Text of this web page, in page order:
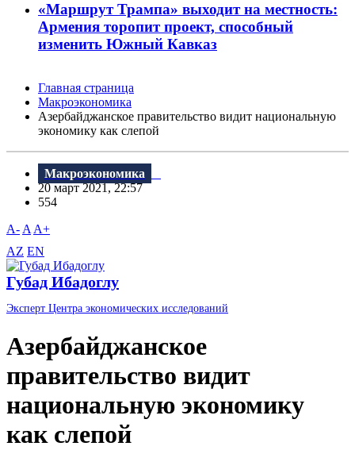
«Маршрут Трампа» выходит на местность:
Армения торопит проект, способный
изменить Южный Кавказ
Главная страница
Макроэкономика
Азербайджанское правительство видит национальную
экономику как слепой
Макроэкономика
20 март 2021, 22:57
554
A- A A+
AZ EN
Губад Ибадоглу
Эксперт Центра экономических исследований
Азербайджанское
правительство видит
национальную экономику
как слепой